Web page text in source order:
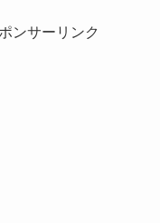
ンサーリンク